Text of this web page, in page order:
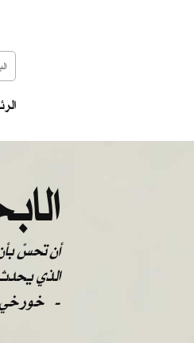
الذي
-